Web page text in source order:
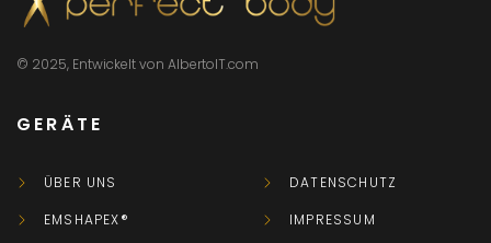
© 2025, Entwickelt von AlbertoIT.com
GERÄTE
ÜBER UNS
EMSHAPEX®
DATENSCHUTZ
IMPRESSUM